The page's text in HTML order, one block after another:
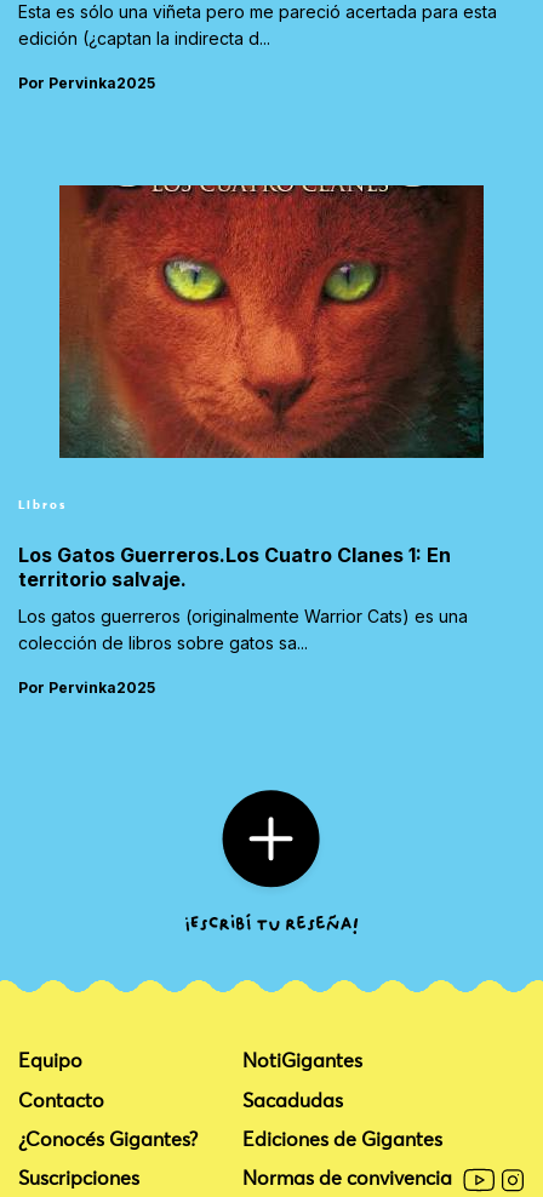
Esta es sólo una viñeta pero me pareció acertada para esta
edición (¿captan la indirecta d...
Por Pervinka2025
Libros
Los Gatos Guerreros.Los Cuatro Clanes 1: En
territorio salvaje.
Los gatos guerreros (originalmente Warrior Cats) es una
colección de libros sobre gatos sa...
Por Pervinka2025
Equipo
Contacto
¿Conocés Gigantes?
Suscripciones
NotiGigantes
Sacadudas
Ediciones de Gigantes
Normas de convivencia